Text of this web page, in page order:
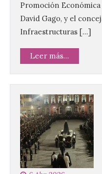
Promoción Económica
David Gago, y el
Infraestructuras […]
Leer más...